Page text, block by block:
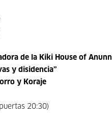
de la Kiki House of
y disidencia”
y Koraje
20:30)